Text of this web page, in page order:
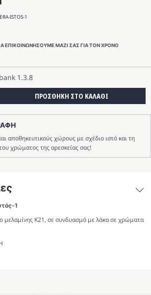
ISTOS-1
ΕΠΙΚΟΙΝΩΝΗΣΟΥΜΕ ΜΑΖΙ ΣΑΣ ΓΙΑ ΤΟΝ ΧΡΟΝΟ
ΠΡΟΣΘΗΚΗ ΣΤΟ ΚΑΛΑΘΙ
αποθηκευτικούς χώρους με σχέδιο ιστό και τη
χρώματος της αρεσκείας σας!
1
μελαμίνης Κ21, σε συνδυασμό με λάκα σε χρώματα